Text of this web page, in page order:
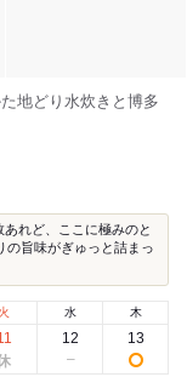
地どり水炊きと博多
れど、ここに極みのと
の旨味がぎゅっと詰まっ
火 水
12
木
13